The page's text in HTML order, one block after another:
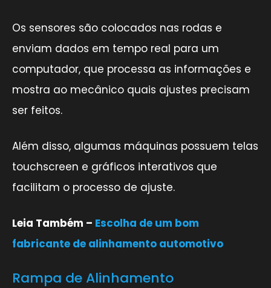
Os sensores são colocados nas rodas e
enviam dados em tempo real para um
computador, que processa as informações e
mostra ao mecânico quais ajustes precisam
ser feitos.
Além disso, algumas máquinas possuem telas
touchscreen e gráficos interativos que
facilitam o processo de ajuste.
Leia Também – Escolha de um bom
fabricante de alinhamento automotivo
Rampa de Alinhamento